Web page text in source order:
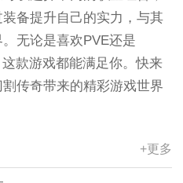
备提升自己的实力，与其
无论是喜欢PVE还是
款游戏都能满足你。快来
传奇带来的精彩游戏世界
+更多